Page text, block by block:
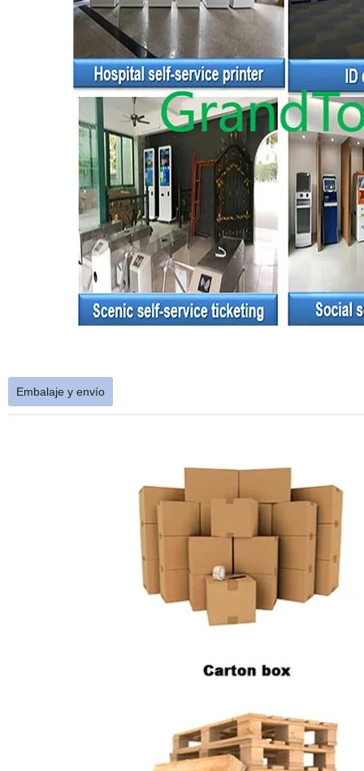
Embalaje y envío